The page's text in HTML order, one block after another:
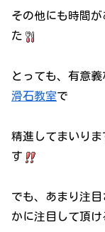
その他にも時間
た
とっても、有意
滑石教室で
精進してまいり
す
でも、あまり注
かに注目して頂